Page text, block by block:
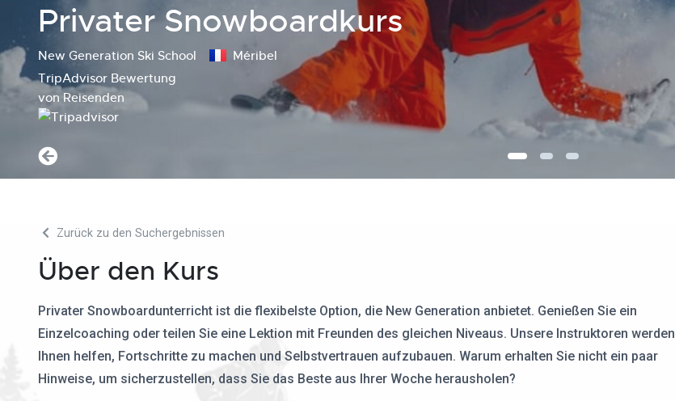
Privater Snowboardkurs
New Generation Ski School
Méribel
TripAdvisor Bewertung
von Reisenden
Zurück zu den Suchergebnissen
Über den Kurs
Privater Snowboardunterricht ist die flexibelste Option, die New Generation anbietet. Genießen Sie ein
Einzelcoaching oder teilen Sie eine Lektion mit Freunden des gleichen Niveaus. Unsere Instruktoren werden
Ihnen helfen, Fortschritte zu machen und Selbstvertrauen aufzubauen. Warum erhalten Sie nicht ein paar
Hinweise, um sicherzustellen, dass Sie das Beste aus Ihrer Woche herausholen?